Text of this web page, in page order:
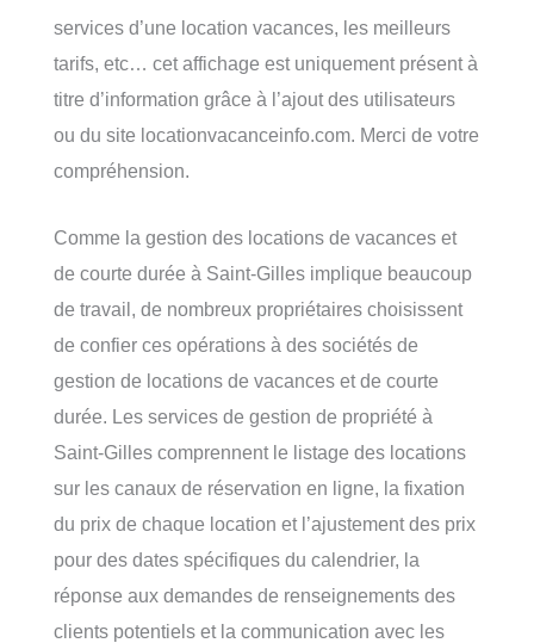
services d’une location vacances, les meilleurs
tarifs, etc… cet affichage est uniquement présent à
titre d’information grâce à l’ajout des utilisateurs
ou du site locationvacanceinfo.com. Merci de votre
compréhension.
Comme la gestion des locations de vacances et
de courte durée à Saint-Gilles implique beaucoup
de travail, de nombreux propriétaires choisissent
de confier ces opérations à des sociétés de
gestion de locations de vacances et de courte
durée. Les services de gestion de propriété à
Saint-Gilles comprennent le listage des locations
sur les canaux de réservation en ligne, la fixation
du prix de chaque location et l’ajustement des prix
pour des dates spécifiques du calendrier, la
réponse aux demandes de renseignements des
clients potentiels et la communication avec les